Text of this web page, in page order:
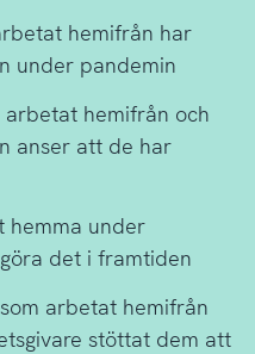
hemifrån har
under pandemin
hemifrån och
anser att de har
hemma under
det i framtiden
arbetat hemifrån
stöttat dem att